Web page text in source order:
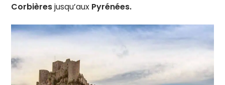
Corbièresjusqu’aux Pyrénées.